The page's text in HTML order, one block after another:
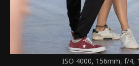
ISO 4000, 156mm, f/4,